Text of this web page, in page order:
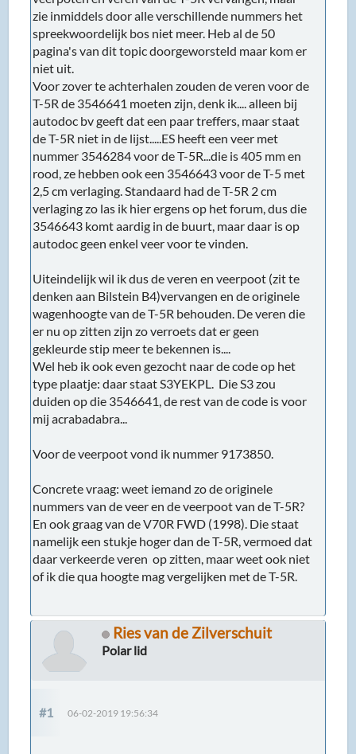
zie inmiddels door alle verschillende nummers het
spreekwoordelijk bos niet meer. Heb al de 50
pagina's van dit topic doorgeworsteld maar kom er
niet uit.
Voor zover te achterhalen zouden de veren voor de
T-5R de 3546641 moeten zijn, denk ik.... alleen bij
autodoc bv geeft dat een paar treffers, maar staat
de T-5R niet in de lijst.....ES heeft een veer met
nummer 3546284 voor de T-5R...die is 405 mm en
rood, ze hebben ook een 3546643 voor de T-5 met
2,5 cm verlaging. Standaard had de T-5R 2 cm
verlaging zo las ik hier ergens op het forum, dus die
3546643 komt aardig in de buurt, maar daar is op
autodoc geen enkel veer voor te vinden.
Uiteindelijk wil ik dus de veren en veerpoot (zit te
denken aan Bilstein B4)vervangen en de originele
wagenhoogte van de T-5R behouden. De veren die
er nu op zitten zijn zo verroets dat er geen
gekleurde stip meer te bekennen is....
Wel heb ik ook even gezocht naar de code op het
type plaatje: daar staat S3YEKPL. Die S3 zou
duiden op die 3546641, de rest van de code is voor
mij acrabadabra...
Voor de veerpoot vond ik nummer 9173850.
Concrete vraag: weet iemand zo de originele
nummers van de veer en de veerpoot van de T-5R?
En ook graag van de V70R FWD (1998). Die staat
namelijk een stukje hoger dan de T-5R, vermoed dat
daar verkeerde veren op zitten, maar weet ook niet
of ik die qua hoogte mag vergelijken met de T-5R.
Ries van de Zilverschuit
Polar lid
#1 06-02-2019 19:56:34